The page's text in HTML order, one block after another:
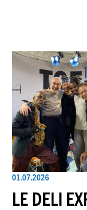
01.07.2026
LE DELI